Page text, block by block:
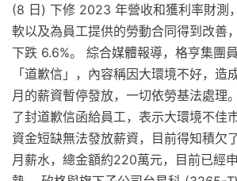
(8 日) 下修 2023 年營收和獲利率財測
軟以及為員工提供的勞動合同得到改善
下跌 6.6%。 綜合媒體報導，格亨集團
「道歉信」，內容稱因大環境不好，造
月的薪資暫停發放，一切依勞基法處理
了封道歉信函給員工，表示大環境不佳
資金短缺無法發放薪資，目前得知積欠
月薪水，總金額約220萬元，目前已經